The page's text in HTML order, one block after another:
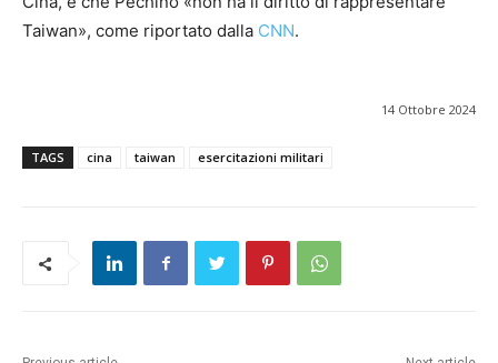
Taiwan», come riportato dalla CNN.
14 Ottobre 2024
TAGS cina taiwan esercitazioni militari